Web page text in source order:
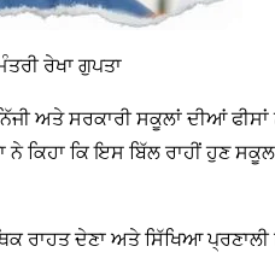
ਰੇਖਾ ਗੁਪਤਾ
ਅਤੇ ਸਰਕਾਰੀ ਸਕੂਲਾਂ ਦੀਆਂ
ਕਿਹਾ ਕਿ ਇਸ ਬਿੱਲ ਰਾਹੀਂ ਹੁਣ
ਦੇਣਾ ਅਤੇ ਸਿੱਖਿਆ ਪ੍ਰਣਾਲੀ